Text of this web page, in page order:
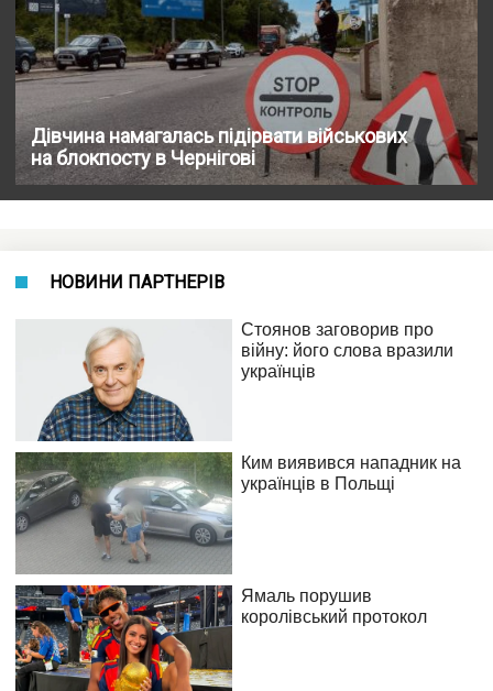
Дівчина намагалась підірвати військових
на блокпосту в Чернігові
НОВИНИ ПАРТНЕРІВ